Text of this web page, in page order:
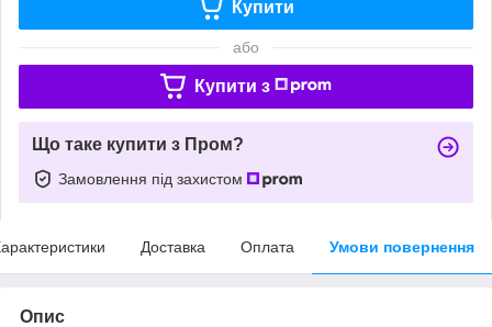
Купити
або
Купити з
Що таке купити з Пром?
Замовлення під захистом
Доставка Оплата Умови повернення
Опис